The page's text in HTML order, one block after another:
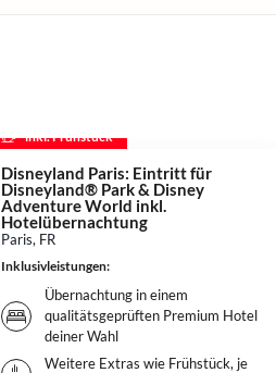
inkl. Frühstück
Disneyland Paris: Eintritt für
Disneyland® Park & Disney
Adventure World inkl.
Hotelübernachtung
Paris, FR
Inklusivleistungen:
Übernachtung in einem
qualitätsgeprüften Premium Hotel
deiner Wahl
Weitere Extras wie Frühstück, je